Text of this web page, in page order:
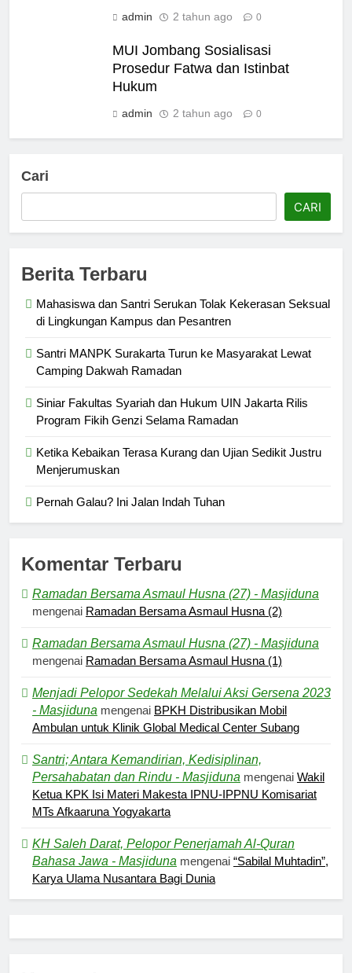
admin 2 tahun ago 0
MUI Jombang Sosialisasi
Prosedur Fatwa dan Istinbat
Hukum
admin 2 tahun ago 0
Cari
CARI
Berita Terbaru
Mahasiswa dan Santri Serukan Tolak Kekerasan Seksual
di Lingkungan Kampus dan Pesantren
Santri MANPK Surakarta Turun ke Masyarakat Lewat
Camping Dakwah Ramadan
Siniar Fakultas Syariah dan Hukum UIN Jakarta Rilis
Program Fikih Genzi Selama Ramadan
Ketika Kebaikan Terasa Kurang dan Ujian Sedikit Justru
Menjerumuskan
Pernah Galau? Ini Jalan Indah Tuhan
Komentar Terbaru
Ramadan Bersama Asmaul Husna (27) - Masjiduna
mengenai Ramadan Bersama Asmaul Husna (2)
Ramadan Bersama Asmaul Husna (27) - Masjiduna
mengenai Ramadan Bersama Asmaul Husna (1)
Menjadi Pelopor Sedekah Melalui Aksi Gersena 2023
- Masjiduna mengenai BPKH Distribusikan Mobil
Ambulan untuk Klinik Global Medical Center Subang
Santri; Antara Kemandirian, Kedisiplinan,
Persahabatan dan Rindu - Masjiduna mengenai Wakil
Ketua KPK Isi Materi Makesta IPNU-IPPNU Komisariat
MTs Afkaaruna Yogyakarta
KH Saleh Darat, Pelopor Penerjamah Al-Quran
Bahasa Jawa - Masjiduna mengenai “Sabilal Muhtadin”,
Karya Ulama Nusantara Bagi Dunia
5
Tuhan
HIKMAH